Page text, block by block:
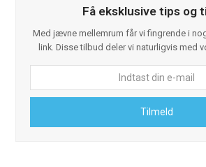
k
Få eksklusive tips og
Med jævne mellemrum får vi fingrende i
link. Disse tilbud deler vi naturligvis med
din
Tilmeld